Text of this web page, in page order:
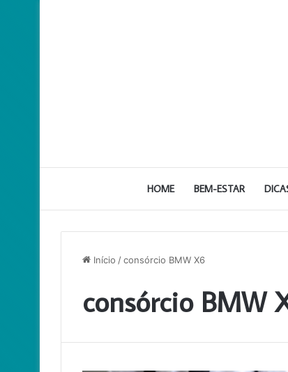
HOME BEM-ESTAR
Início /consórcio BMW X6
consórcio BMW